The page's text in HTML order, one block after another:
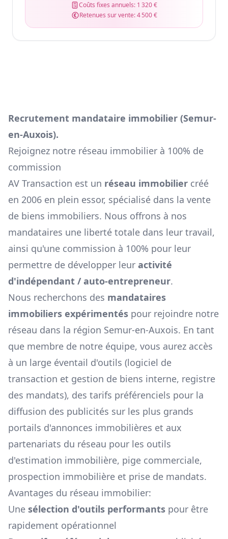
Coûts fixes annuels: 1 320 €
Retenues sur vente:4 500 €
Recrutement mandataire immobilier (Semur-
en-Auxois).
Rejoignez notre réseau immobilier à 100% de
commission
AV Transaction est un réseau immobilier créé
en 2006 en plein essor, spécialisé dans la vente
de biens immobiliers. Nous offrons à nos
mandataires une liberté totale dans leur travail,
ainsi qu'une commission à 100% pour leur
permettre de développer leur activité
d'indépendant / auto-entrepreneur.
Nous recherchons des mandataires
immobiliers expérimentés pour rejoindre notre
réseau dans la région Semur-en-Auxois. En tant
que membre de notre équipe, vous aurez accès
à un large éventail d'outils (logiciel de
transaction et gestion de biens interne, registre
des mandats), des tarifs préférenciels pour la
diffusion des publicités sur les plus grands
portails d'annonces immobilières et aux
partenariats du réseau pour les outils
d'estimation immobilière, pige commerciale,
prospection immobilière et prise de mandats.
Avantages du réseau immobilier:
Une sélection d'outils performants pour être
rapidement opérationnel